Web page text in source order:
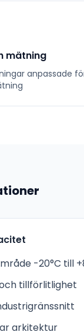
mätning
anpassade
-20°C till
tillförlitlighet
arkitektur